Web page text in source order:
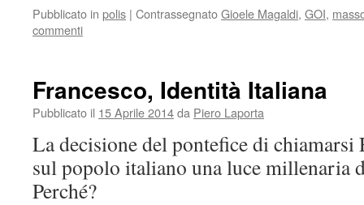
Pubblicato in polis | ContrassegnatoGioele Magaldi, GOI,
commenti
Francesco, Identità Italiana
Pubblicato il 15 Aprile 2014da Piero Laporta
La decisione del pontefice di chiamarsi
sul popolo italiano una luce millenaria
Perché?